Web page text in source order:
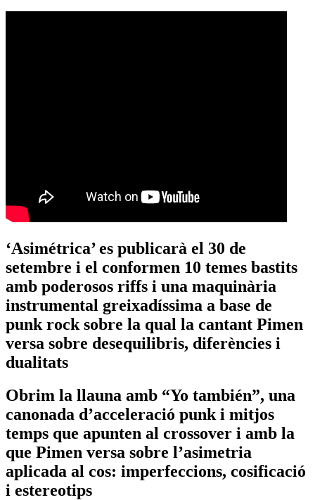
‘Asimétrica’ es publicarà el 30 de
setembre i el conformen 10 temes bastits
amb poderosos riffs i una maquinària
instrumental greixadíssima a base de
punk rock sobre la qual la cantant Pimen
versa sobre desequilibris, diferències i
dualitats
Obrim la llauna amb “Yo también”, una
canonada d’acceleració punk i mitjos
temps que apunten al crossover i amb la
que Pimen versa sobre l’asimetria
aplicada al cos: imperfeccions, cosificació
i estereotips